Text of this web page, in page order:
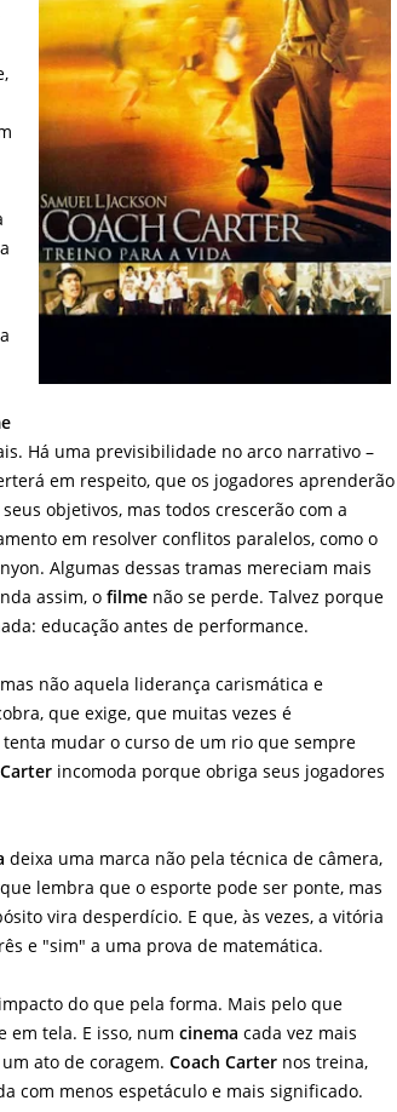
Há uma previsibilidade no arco narrativo –
em respeito, que os jogadores aprenderão
objetivos, mas todos crescerão com a
em resolver conflitos paralelos, como o
Algumas dessas tramas mereciam mais
assim, ofilme não se perde. Talvez porque
educação antes de performance.
não aquela liderança carismática e
que exige, que muitas vezes é
mudar o curso de um rio que sempre
Carter incomoda porque obriga seus jogadores
deixa uma marca não pela técnica de câmera,
lembra que o esporte pode ser ponte, mas
vira desperdício. E que, às vezes, a vitória
e "sim" a uma prova de matemática.
do que pela forma. Mais pelo que
em tela. E isso, numcinema cada vez mais
ato de coragem.Coach Carter nos treina,
com menos espetáculo e mais significado.